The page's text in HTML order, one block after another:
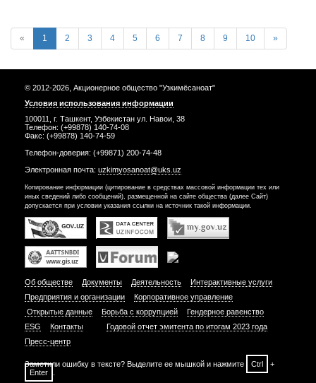
« 1 2 3 4 5 6 7 8 9 10 »
© 2012-2026, Акционерное общество "Узкимёсаноат"
Условия использования информации
100011, г. Ташкент, Узбекистан ул. Навои, 38
Телефон: (+99878) 140-74-08
Факс: (+99878) 140-74-59
Телефон-доверия: (+99871) 200-74-48
Электронная почта: uzkimyosanoat@uks.uz
Копирование информации (цитирование в средствах массовой информации тех или
иных сведений либо сообщений), размещенной на сайте общества (далее Сайт)
допускается при условии указания ссылки на источник такой информации.
Об обществе Документы Деятельность
Интерактивные услуги
Предприятия и организации
Корпоративное управление
Открытые данные
Борьба с коррупцией
Гендерное равенство
ESG
Контакты
Годовой отчет эмитента по итогам 2023 года
Пресс-центр
Заметили ошибку в тексте? Выделите ее мышкой и нажмите Ctrl
+
Enter